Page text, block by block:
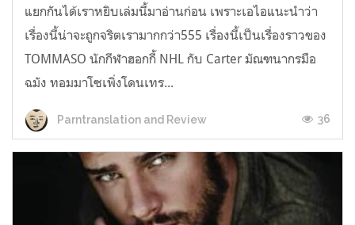
แยกกันได้เราหยิบเล่มนี้มาอ่านก่อน เพราะเอไอแนะนำว่า
เรื่องนี้น่าจะถูกจริตเรามากกว่า555 เรื่องนี้เป็นเรื่องราวของ
TOMMASO นักกีฬาฮอกกี้ NHL กับ Carter มัณฑนากรมือ
ฉมัง ทอมมาโซเพิ่งโดนเทร...
Parntranslation and Review 36